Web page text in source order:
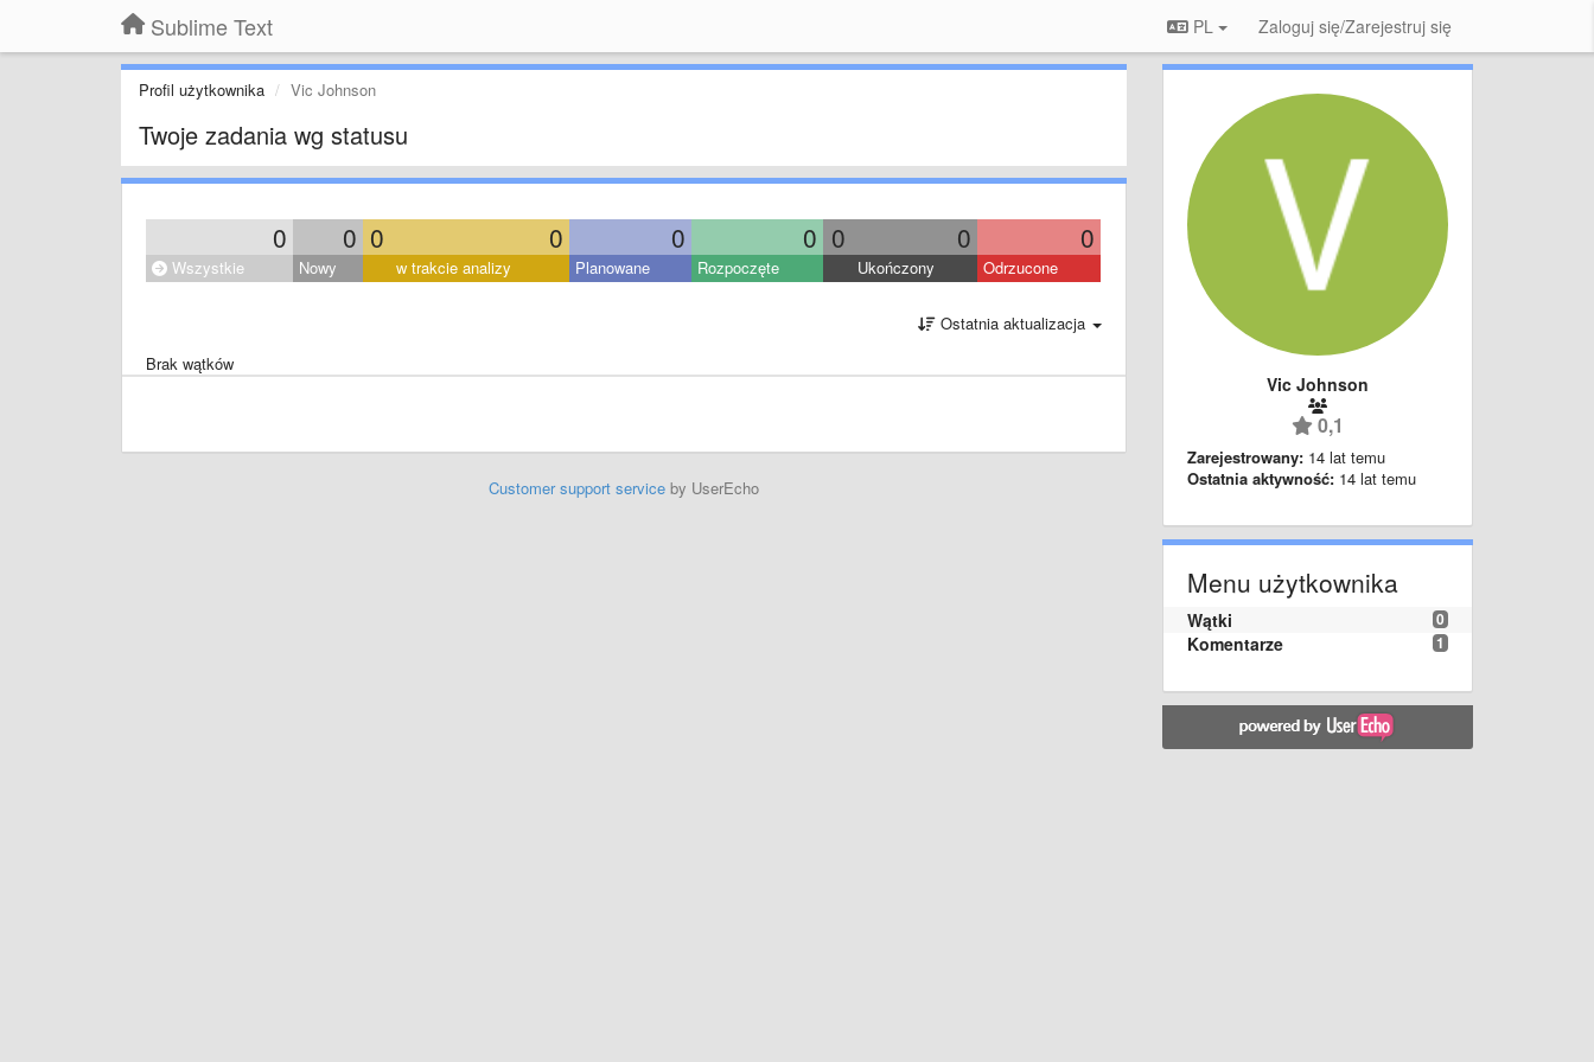
Sublime Text PL Zaloguj się/Zarejestruj się
Profil użytkownika Vic Johnson
Twoje zadania wg statusu
0 0 0 0 0 0 0 0 0
Wszystkie Nowy w trakcie analizy Planowane Rozpoczęte Ukończony Odrzucone
Ostatnia aktualizacja
Brak wątków
Customer support serviceby UserEcho
Vic Johnson
0,1
Zarejestrowany: 14 lat temu
Ostatnia aktywność: 14 lat temu
Menu użytkownika
0
Wątki
1
Komentarze